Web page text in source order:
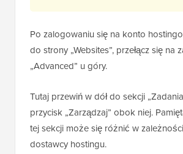
Po zalogowaniu się na konto
do strony „Websites”, przełącz się na
„Advanced” u góry.
Tutaj przewiń w dół do sekcji
przycisk „Zarządzaj” obok niej.
tej sekcji może się różnić w
dostawcy hostingu.